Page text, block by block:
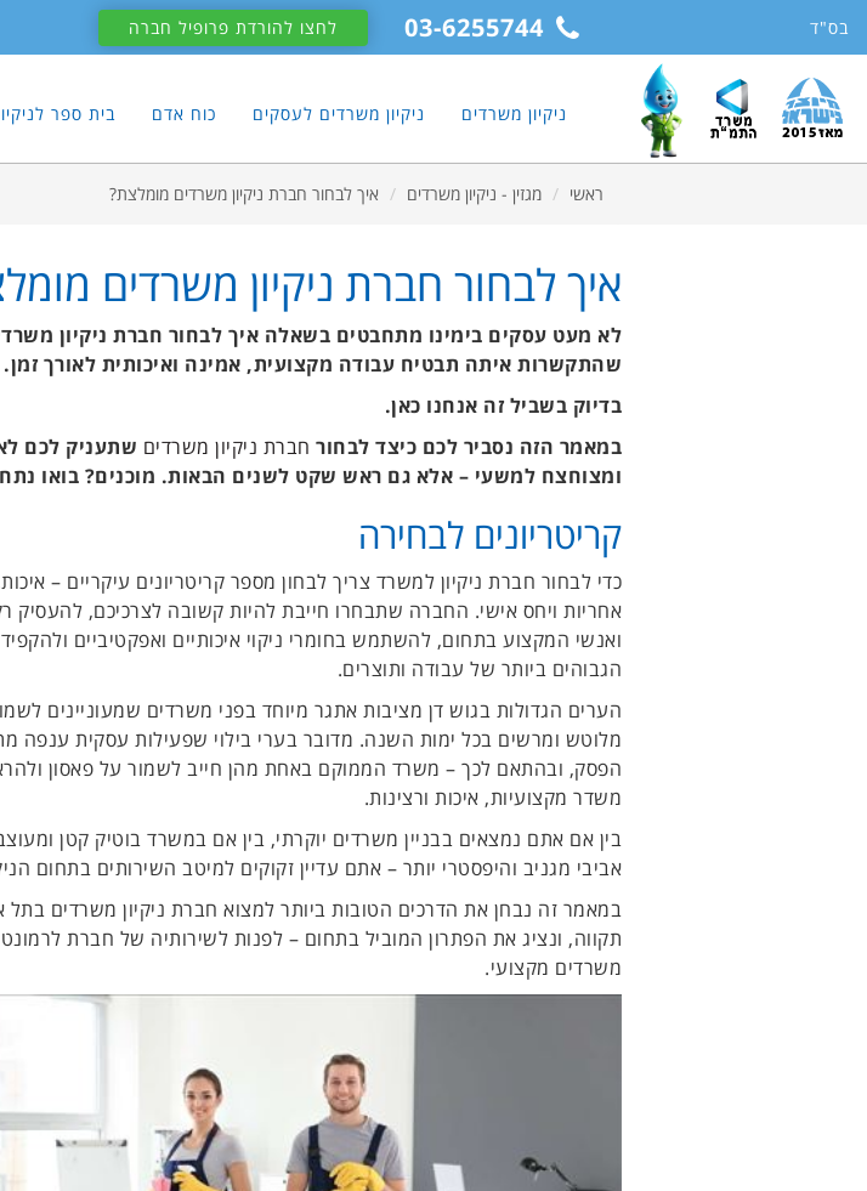
בס"ד 03-6255744 לחצו להורדת פרופיל חברה
ניקיון משרדים ניקיון משרדים לעסקים כוח אדם בית ספר
ראשי מגזין - ניקיון משרדים איך לבחור חברת ניקיון משרדים מומלצת?
איך לבחור חברת ניקיון משרדים
לא מעט עסקים בימינו מתחבטים בשאלה איך לבחור חברת ניקיון
שהתקשרות איתה תבטיח עבודה מקצועית, אמינה ואיכותית לאורך זמן.
בדיוק בשביל זה אנחנו כאן.
במאמר הזה נסביר לכם כיצד לבחור חברת ניקיון משרדים שתעניק לכם
ומצוחצח למשעי – אלא גם ראש שקט לשנים הבאות. מוכנים? בואו
קריטריונים לבחירה
כדי לבחור חברת ניקיון למשרד צריך לבחון מספר קריטריונים עיקריים –
אחריות ויחס אישי. החברה שתבחרו חייבת להיות קשובה לצרכיכם, להעסיק
ואנשי המקצוע בתחום, להשתמש בחומרי ניקוי איכותיים ואפקטיביים
הגבוהים ביותר של עבודה ותוצרים.
הערים הגדולות בגוש דן מציבות אתגר מיוחד בפני משרדים שמעוניינים
מלוטש ומרשים בכל ימות השנה. מדובר בערי בילוי שפעילות עסקית ענפה
הפסק, ובהתאם לכך – משרד הממוקם באחת מהן חייב לשמור על פאסון
משדר מקצועיות, איכות ורצינות.
בין אם אתם נמצאים בבניין משרדים יוקרתי, בין אם במשרד בוטיק קטן
אביבי מגניב והיפסטרי יותר – אתם עדיין זקוקים למיטב השירותים בתחום
במאמר זה נבחן את הדרכים הטובות ביותר למצוא חברת ניקיון משרדים בתל
תקווה, ונציג את הפתרון המוביל בתחום – לפנות לשירותיה של חברת
משרדים מקצועי.